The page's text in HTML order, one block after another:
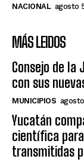
NACIONAL agosto
MÁS LEIDOS
Consejo de la
con sus
MUNICIPIOS
Yucatán
científica
transmitidas